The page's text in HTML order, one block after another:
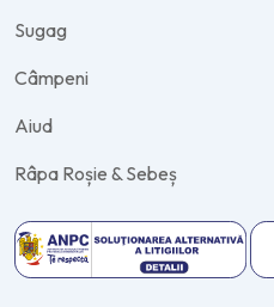
Sugag
Câmpeni
Aiud
Râpa Roșie & Sebeș